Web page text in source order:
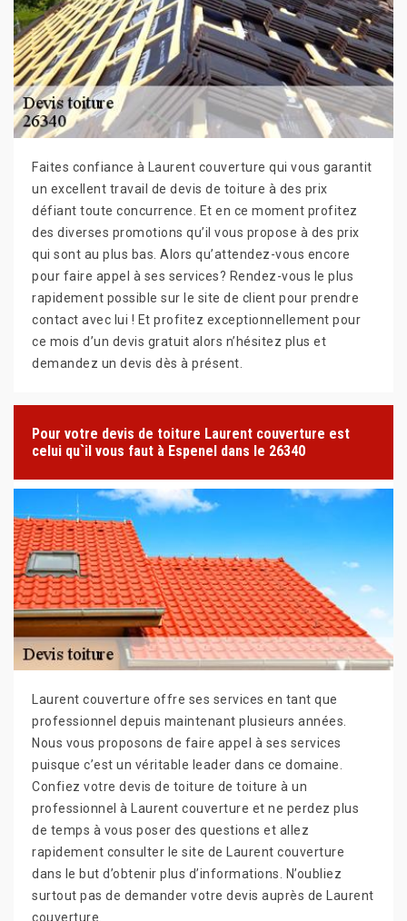
Faites confiance à Laurent couverture qui vous garantit
un excellent travail de devis de toiture à des prix
défiant toute concurrence. Et en ce moment profitez
des diverses promotions qu’il vous propose à des prix
qui sont au plus bas. Alors qu’attendez-vous encore
pour faire appel à ses services? Rendez-vous le plus
rapidement possible sur le site de client pour prendre
contact avec lui ! Et profitez exceptionnellement pour
ce mois d’un devis gratuit alors n’hésitez plus et
demandez un devis dès à présent.
Pour votre devis de toiture Laurent couverture est
celui qu`il vous faut à Espenel dans le 26340
Laurent couverture offre ses services en tant que
professionnel depuis maintenant plusieurs années.
Nous vous proposons de faire appel à ses services
puisque c’est un véritable leader dans ce domaine.
Confiez votre devis de toiture de toiture à un
professionnel à Laurent couverture et ne perdez plus
de temps à vous poser des questions et allez
rapidement consulter le site de Laurent couverture
dans le but d’obtenir plus d’informations. N’oubliez
surtout pas de demander votre devis auprès de Laurent
couverture.